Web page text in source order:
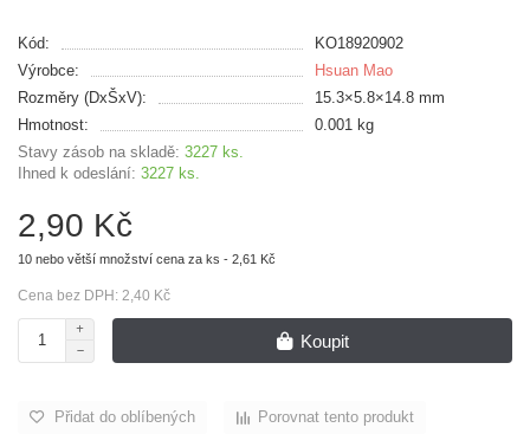
Kód:
KO18920902
Výrobce:
Hsuan Mao
Rozměry (DxŠxV):
15.3×5.8×14.8 mm
Hmotnost:
0.001 kg
Stavy zásob na skladě: 3227 ks.
Ihned k odeslání: 3227 ks.
2,90 Kč
10 nebo větší množství cena za ks - 2,61 Kč
Cena bez DPH: 2,40 Kč
Koupit
Přidat do oblíbených Porovnat tento produkt